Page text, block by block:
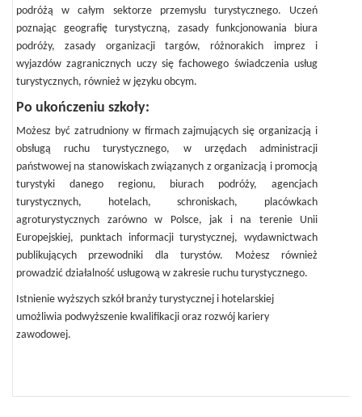
podróżą w całym sektorze przemysłu turystycznego. Uczeń
poznając geografię turystyczną, zasady funkcjonowania biura
podróży, zasady organizacji targów, różnorakich imprez i
wyjazdów zagranicznych uczy się fachowego świadczenia usług
turystycznych, również w języku obcym.
Po ukończeniu szkoły:
Możesz być zatrudniony w firmach zajmujących się organizacją i
obsługą ruchu turystycznego, w urzędach administracji
państwowej na stanowiskach związanych z organizacją i promocją
turystyki danego regionu, biurach podróży, agencjach
turystycznych, hotelach, schroniskach, placówkach
agroturystycznych zarówno w Polsce, jak i na terenie Unii
Europejskiej, punktach informacji turystycznej, wydawnictwach
publikujących przewodniki dla turystów. Możesz również
prowadzić działalność usługową w zakresie ruchu turystycznego.
Istnienie wyższych szkół branży turystycznej i hotelarskiej
umożliwia podwyższenie kwalifikacji oraz rozwój kariery
zawodowej.